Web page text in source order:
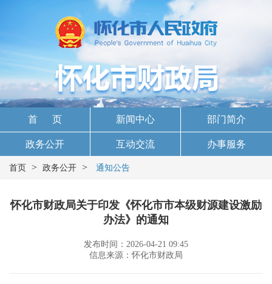
首 页 新闻中心 部门简介
政务公开 互动交流 办事服务
首页 > 政务公开 > 通知公告
怀化市财政局关于印发《怀化市市本级财源建设激励
办法》的通知
发布时间：2026-04-21 09:45
信息来源：怀化市财政局